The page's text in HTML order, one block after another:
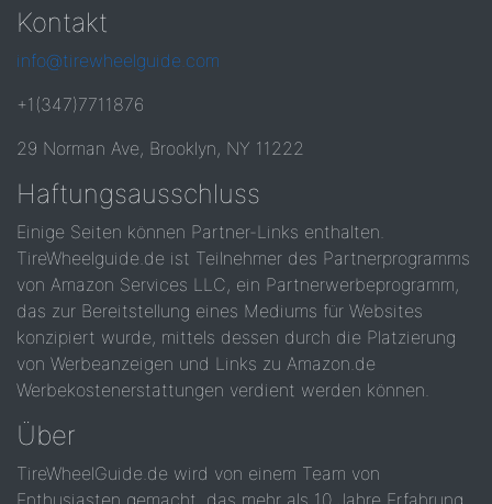
Kontakt
info@tirewheelguide.com
+1(347)7711876
29 Norman Ave, Brooklyn, NY 11222
Haftungsausschluss
Einige Seiten können Partner-Links enthalten.
TireWheelguide.de ist Teilnehmer des Partnerprogramms
von Amazon Services LLC, ein Partnerwerbeprogramm,
das zur Bereitstellung eines Mediums für Websites
konzipiert wurde, mittels dessen durch die Platzierung
von Werbeanzeigen und Links zu Amazon.de
Werbekostenerstattungen verdient werden können.
Über
TireWheelGuide.de wird von einem Team von
Enthusiasten gemacht, das mehr als 10 Jahre Erfahrung